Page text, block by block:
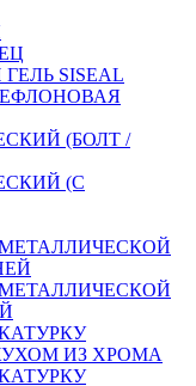
SISEAL
(БОЛТ /
(С
ИЗ ХРОМА